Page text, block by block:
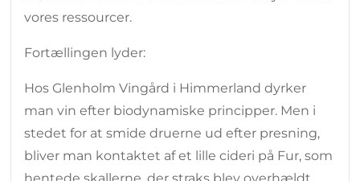
vores ressourcer.
Fortællingen lyder:
Hos Glenholm Vingård i Himmerland dyrker
man vin efter biodynamiske principper. Men i
stedet for at smide druerne ud efter presning,
bliver man kontaktet af et lille cideri på Fur, som